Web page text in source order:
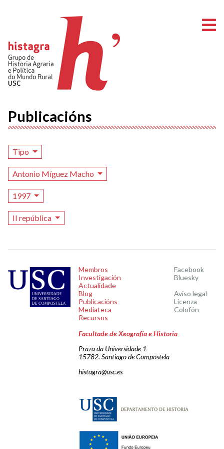
Publicacións
Tipo
Antonio Míguez Macho
1997
II república
Membros
Investigación
Actualidade
Blog
Publicacións
Mediateca
Recursos
Facebook
Bluesky
Aviso legal
Licenza
Colofón
Facultade de Xeografía e Historia
Praza da Universidade 1
15782. Santiago de Compostela
histagra@usc.es